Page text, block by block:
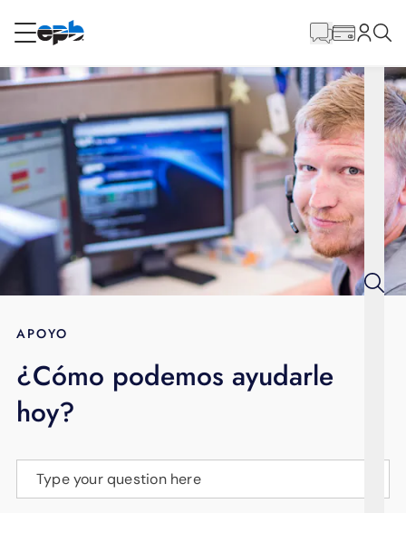
RESIDENCIAL
Internet
Energía
Televisión
BLOG
APOYO
principal
APOYO
¿Cómo podemos ayudarle
hoy?
Type your question here